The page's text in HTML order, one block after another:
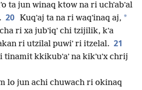
ta jun winaq ktow na ri uchʼabʼal
20 Kuqʼaj ta na ri waqʼinaq aj, *
ri xa jubʼiqʼ chi tzijilik, kʼa
ri utzilal puwiʼ ri itzelal. 21
kkikubʼaʼ na kikʼuʼx chrij
lo jun achi chuwach ri okinaq